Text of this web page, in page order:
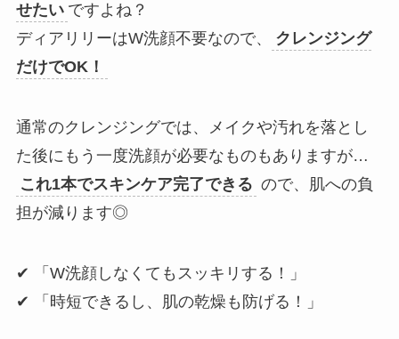
せたい ですよね？
ディアリリーはW洗顔不要なので、
クレンジング
だけでOK！
通常のクレンジングでは、メイクや汚れを落とし
た後にもう一度洗顔が必要なものもありますが…
これ1本でスキンケア完了できる ので、肌への負
担が減ります◎
✔ 「W洗顔しなくてもスッキリする！」
✔ 「時短できるし、肌の乾燥も防げる！」